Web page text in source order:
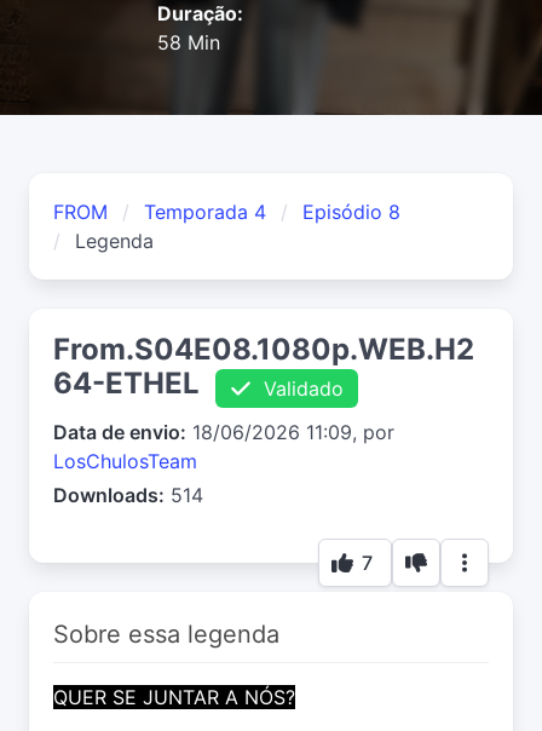
Duração:
58 Min
FROM Temporada 4
Episódio 8
Legenda
From.S04E08.1080p.WEB.H2
64-ETHEL
Validado
Data de envio: 18/06/2026 11:09, por
LosChulosTeam
Downloads: 514
7
Sobre essa legenda
QUER SE JUNTAR A NÓS?